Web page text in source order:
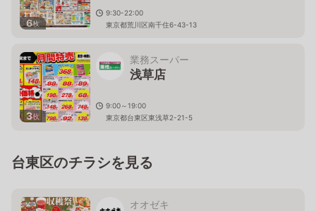
6枚
9:30-22:00
東京都荒川区南千住6-43-13
3枚
業務スーパー
浅草店
9:00～19:00
東京都台東区東浅草2-21-5
台東区のチラシを見る
オオゼキ